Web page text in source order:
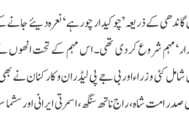
کے ذریعہ ’چوکیدار چور ہے‘ نعرہ دیئے جانے
مہم شروع کر دی تھی۔ اس مہم کے تحت انھوں نے
شامل کئی وزراء اور بی جے پی لیڈران و کارکنان نے
صدر امت شاہ، راج ناتھ سنگھ، اسمرتی ایرانی اور